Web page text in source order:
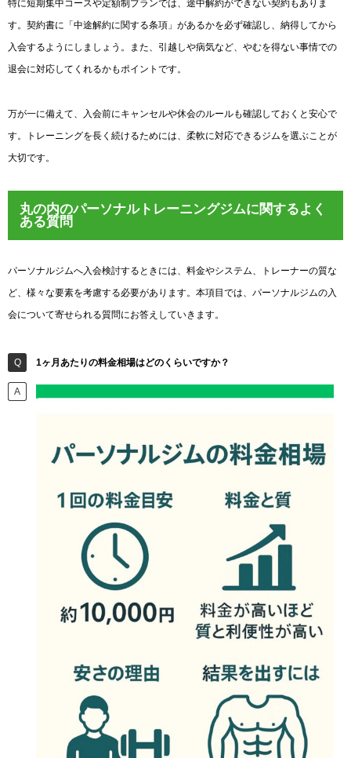
特に短期集中コースや定額制プランでは、途中解約ができない契約もありま
す。契約書に「中途解約に関する条項」があるかを必ず確認し、納得してから
入会するようにしましょう。また、引越しや病気など、やむを得ない事情での
退会に対応してくれるかもポイントです。
万が一に備えて、入会前にキャンセルや休会のルールも確認しておくと安心で
す。トレーニングを長く続けるためには、柔軟に対応できるジムを選ぶことが
大切です。
丸の内のパーソナルトレーニングジムに関するよく
ある質問
パーソナルジムへ入会検討するときには、料金やシステム、トレーナーの質な
ど、様々な要素を考慮する必要があります。本項目では、パーソナルジムの入
会について寄せられる質問にお答えしていきます。
1ヶ月あたりの料金相場はどのくらいですか？